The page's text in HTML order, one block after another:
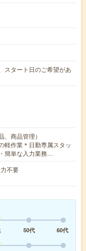
スタート日のご希望があ
商品管理）
軽作業＊日勤専属スタッ
簡単な入力業務…
不要
50代
60代